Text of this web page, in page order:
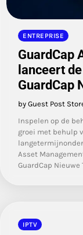
ENTREPRISE
GuardCap
lanceert
GuardCap
by Guest Post
Inspelen op de
groei met behulp
Asset
GuardCap
IPTV